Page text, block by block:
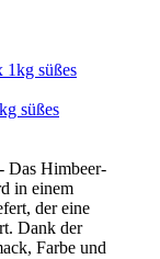
süßes
Das Himbeer-
in einem
der eine
Dank der
Farbe und